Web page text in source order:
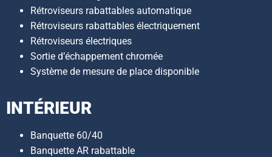
Rétroviseurs rabattables automatique
Rétroviseurs rabattables électriquement
Rétroviseurs électriques
Sortie d’échappement chromée
Système de mesure de place disponible
INTÉRIEUR
Banquette 60/40
Banquette AR rabattable